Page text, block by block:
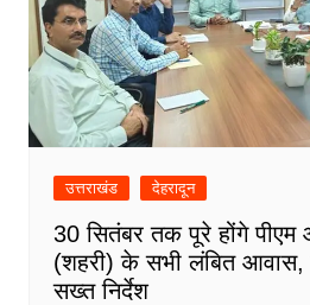
उत्तराखंड देहरादून
30 सितंबर तक पूरे होंगे पीएम
(शहरी) के सभी लंबित आवास,
सख्त निर्देश